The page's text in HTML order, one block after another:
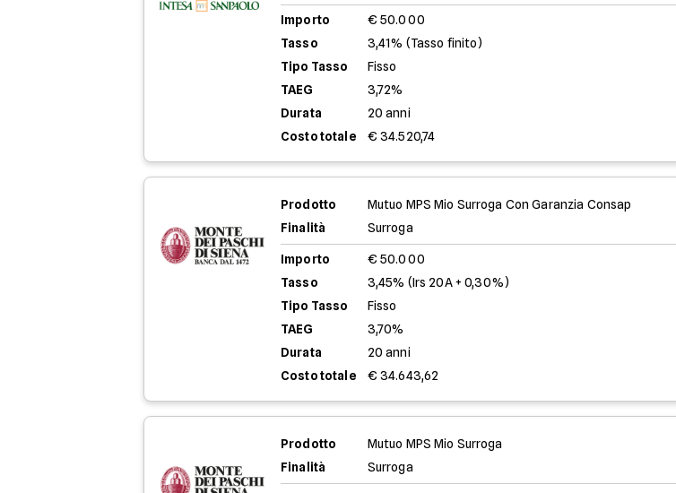
Importo
€ 50.000
Tasso
3,41% (Tasso finito)
Tipo Tasso
Fisso
TAEG
3,72%
Durata
20 anni
Costo totale
€ 34.520,74
Prodotto
Mutuo MPS Mio Surroga Con Garanzia Consap
Finalità
Surroga
Importo
€ 50.000
Tasso
3,45% (Irs 20A + 0,30%)
Tipo Tasso
Fisso
TAEG
3,70%
Durata
20 anni
Costo totale
€ 34.643,62
Prodotto
Mutuo MPS Mio Surroga
Finalità
Surroga